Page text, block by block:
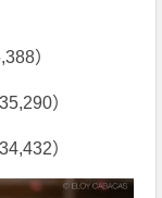
）
）
）